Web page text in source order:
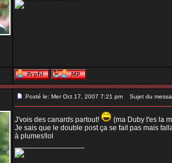
Posté le: Mer Oct 17, 2007 7:21 pm Sujet du
J'vois des canards partout!
(ma Duby t'es la
Je sais que le double post ça se fait pas mais
à plumes!lol
_________________